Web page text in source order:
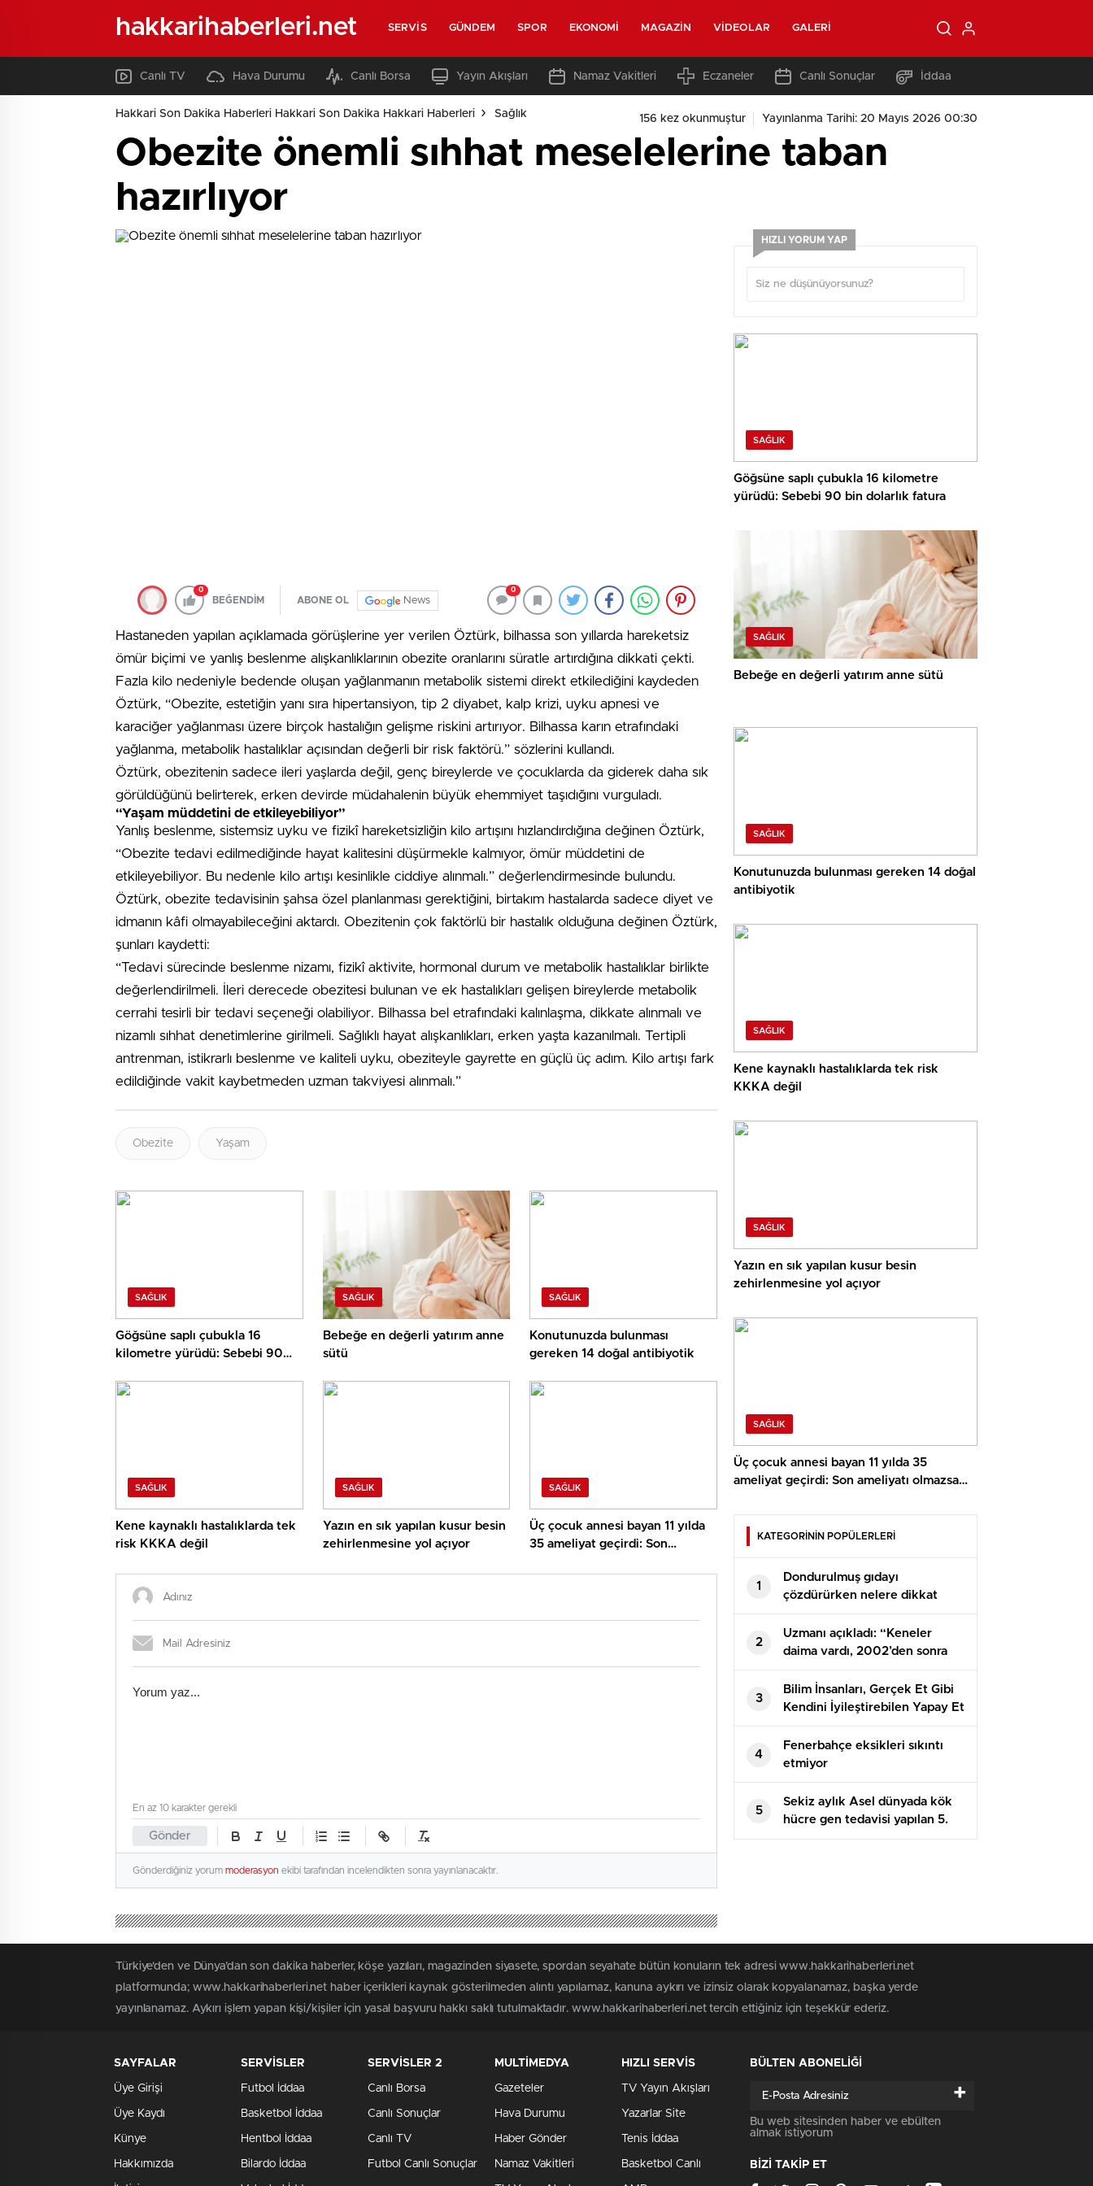
hakkarihaberleri.net SERVIS GÜNDEM SPOR EKONOMI MAGAZIN VIDEOLAR GALERI
Canlı TV Hava Durumu Canlı Borsa Yayın Akışları Namaz Vakitleri Eczaneler Canlı Sonuçlar İddaa
Hakkari Son Dakika Haberleri Hakkari Son Dakika Hakkari Haberleri Sağlık 156 kez okunmuştur Yayınlanma Tarihi: 20 Mayıs 2026 00:30
Obezite önemli sıhhat meselelerine taban
hazırlıyor
0
BEĞENDİM ABONE OL News
0
Hastaneden yapılan açıklamada görüşlerine yer verilen Öztürk, bilhassa son yıllarda hareketsiz
ömür biçimi ve yanlış beslenme alışkanlıklarının obezite oranlarını süratle artırdığına dikkati çekti.
Fazla kilo nedeniyle bedende oluşan yağlanmanın metabolik sistemi direkt etkilediğini kaydeden
Öztürk, “Obezite, estetiğin yanı sıra hipertansiyon, tip 2 diyabet, kalp krizi, uyku apnesi ve
karaciğer yağlanması üzere birçok hastalığın gelişme riskini artırıyor. Bilhassa karın etrafındaki
yağlanma, metabolik hastalıklar açısından değerli bir risk faktörü.” sözlerini kullandı.
Öztürk, obezitenin sadece ileri yaşlarda değil, genç bireylerde ve çocuklarda da giderek daha sık
görüldüğünü belirterek, erken devirde müdahalenin büyük ehemmiyet taşıdığını vurguladı.
“Yaşam müddetini de etkileyebiliyor”
Yanlış beslenme, sistemsiz uyku ve fizikî hareketsizliğin kilo artışını hızlandırdığına değinen Öztürk,
“Obezite tedavi edilmediğinde hayat kalitesini düşürmekle kalmıyor, ömür müddetini de
etkileyebiliyor. Bu nedenle kilo artışı kesinlikle ciddiye alınmalı.” değerlendirmesinde bulundu.
Öztürk, obezite tedavisinin şahsa özel planlanması gerektiğini, birtakım hastalarda sadece diyet ve
idmanın kâfi olmayabileceğini aktardı. Obezitenin çok faktörlü bir hastalık olduğuna değinen Öztürk,
şunları kaydetti:
“Tedavi sürecinde beslenme nizamı, fizikî aktivite, hormonal durum ve metabolik hastalıklar birlikte
değerlendirilmeli. İleri derecede obezitesi bulunan ve ek hastalıkları gelişen bireylerde metabolik
cerrahi tesirli bir tedavi seçeneği olabiliyor. Bilhassa bel etrafındaki kalınlaşma, dikkate alınmalı ve
nizamlı sıhhat denetimlerine girilmeli. Sağlıklı hayat alışkanlıkları, erken yaşta kazanılmalı. Tertipli
antrenman, istikrarlı beslenme ve kaliteli uyku, obeziteyle gayrette en güçlü üç adım. Kilo artışı fark
edildiğinde vakit kaybetmeden uzman takviyesi alınmalı.”
Obezite Yaşam
SAĞLIK
Göğsüne saplı çubukla 16
kilometre yürüdü: Sebebi 90
SAĞLIK
Bebeğe en değerli yatırım anne
sütü
SAĞLIK
Konutunuzda bulunması
gereken 14 doğal antibiyotik
SAĞLIK
Kene kaynaklı hastalıklarda tek
risk KKKA değil
SAĞLIK
Yazın en sık yapılan kusur besin
zehirlenmesine yol açıyor
SAĞLIK
Üç çocuk annesi bayan 11 yılda
35 ameliyat geçirdi: Son
Gönder
En az 10 karakter gerekli
Gönderdiğiniz yorum moderasyon ekibi tarafından incelendikten sonra yayınlanacaktır.
HIZLI YORUM YAP
SAĞLIK
Göğsüne saplı çubukla 16 kilometre
yürüdü: Sebebi 90 bin dolarlık fatura
SAĞLIK
Bebeğe en değerli yatırım anne sütü
SAĞLIK
Konutunuzda bulunması gereken 14 doğal
antibiyotik
SAĞLIK
Kene kaynaklı hastalıklarda tek risk
KKKA değil
SAĞLIK
Yazın en sık yapılan kusur besin
zehirlenmesine yol açıyor
SAĞLIK
Üç çocuk annesi bayan 11 yılda 35
ameliyat geçirdi: Son ameliyatı olmazsa
KATEGORİNİN POPÜLERLERİ
1
Dondurulmuş gıdayı
çözdürürken nelere dikkat
etmek gerekir? Uzmanı
açıkladı
2
Uzmanı açıkladı: “Keneler
daima vardı, 2002’den sonra
KKKA ortaya çıktı”
3
Bilim İnsanları, Gerçek Et Gibi
Kendini İyileştirebilen Yapay Et
Dokusu Üretti
4
Fenerbahçe eksikleri sıkıntı
etmiyor
5
Sekiz aylık Asel dünyada kök
hücre gen tedavisi yapılan 5.
bebek oldu: Kızımın tedavisi
Türkiye'den ve Dünya’dan son dakika haberler, köşe yazıları, magazinden siyasete, spordan seyahate bütün konuların tek adresi www.hakkarihaberleri.net
platformunda; www.hakkarihaberleri.net haber içerikleri kaynak gösterilmeden alıntı yapılamaz, kanuna aykırı ve izinsiz olarak kopyalanamaz, başka yerde
yayınlanamaz. Aykırı işlem yapan kişi/kişiler için yasal başvuru hakkı saklı tutulmaktadır. www.hakkarihaberleri.net tercih ettiğiniz için teşekkür ederiz.
SAYFALAR
Üye Girişi
Üye Kaydı
Künye
Hakkımızda
SERVİSLER
Futbol İddaa
Basketbol İddaa
Hentbol İddaa
Bilardo İddaa
SERVİSLER 2
Canlı Borsa
Canlı Sonuçlar
Canlı TV
Futbol Canlı Sonuçlar
MULTİMEDYA
Gazeteler
Hava Durumu
Haber Gönder
Namaz Vakitleri
HIZLI SERVİS
TV Yayın Akışları
Yazarlar Site
Tenis İddaa
Basketbol Canlı
BÜLTEN ABONELİĞİ
+
Bu web sitesinden haber ve ebülten
almak istiyorum
BİZİ TAKİP ET